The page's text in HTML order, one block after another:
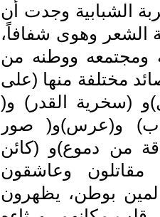
الشبابية وجدت أن
الشعر وهوى شفافاً،
ومجتمعه ووطنه من
مختلفة منها (على
(سخرية القدر) و(
و(عرس)و( صور
من دموع)و (كائن
وعاشقون
بوطن، يظهرون